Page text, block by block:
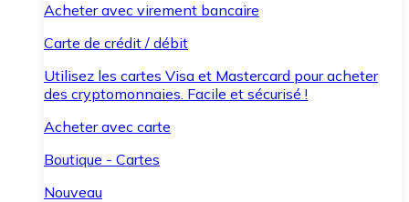
Acheter avec virement bancaire
Carte de crédit / débit
Utilisez les cartes Visa et Mastercard pour acheter
des cryptomonnaies. Facile et sécurisé !
Acheter avec carte
Boutique - Cartes
Nouveau